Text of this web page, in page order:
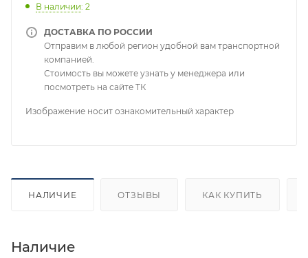
В наличии: 2
ДОСТАВКА ПО РОССИИ
Отправим в любой регион удобной вам транспортной
компанией.
Стоимость вы можете узнать у менеджера или
посмотреть на сайте ТК
Изображение носит ознакомительный характер
НАЛИЧИЕ ОТЗЫВЫ КАК КУПИТЬ
Наличие